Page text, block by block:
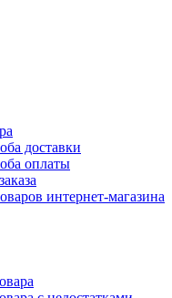
доставки
оплаты
интернет-магазина